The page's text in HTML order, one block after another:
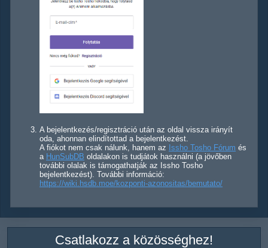
A bejelentkezés/regisztráció után az oldal vissza irányít
oda, ahonnan elindítottad a bejelentkezést.
A fiókot nem csak nálunk, hanem az Issho Tosho Fórum és
a HunSubDB oldalakon is tudjátok használni (a jövőben
további olalak is támogathatják az Issho Tosho
bejelentkezést). További információ:
https://wiki.hsdb.moe/kozponti-azonositas/bemutato/
Csatlakozz a közösséghez!